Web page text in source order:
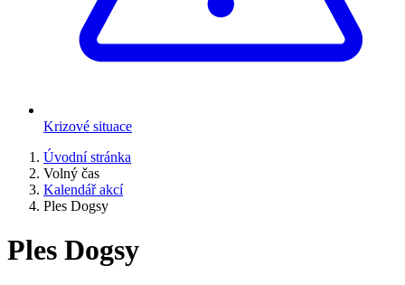
Krizové situace
Úvodní stránka
Volný čas
Kalendář akcí
Ples Dogsy
Ples Dogsy